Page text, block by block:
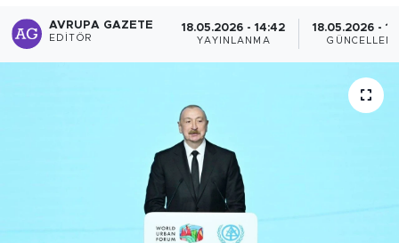
AVRUPA GAZETE
EDITÖR
18.05.2026 - 14:42
YAYINLANMA
18.05.2026 -